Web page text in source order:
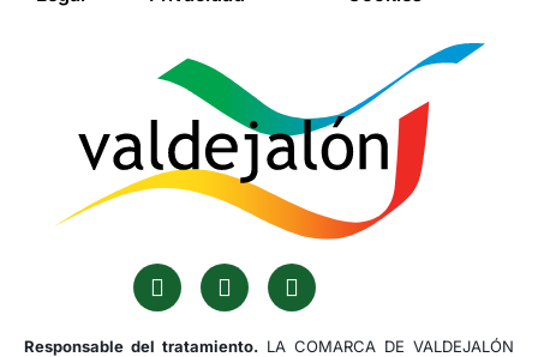
Responsable del tratamiento. LA COMARCA DE VALDEJALÓN